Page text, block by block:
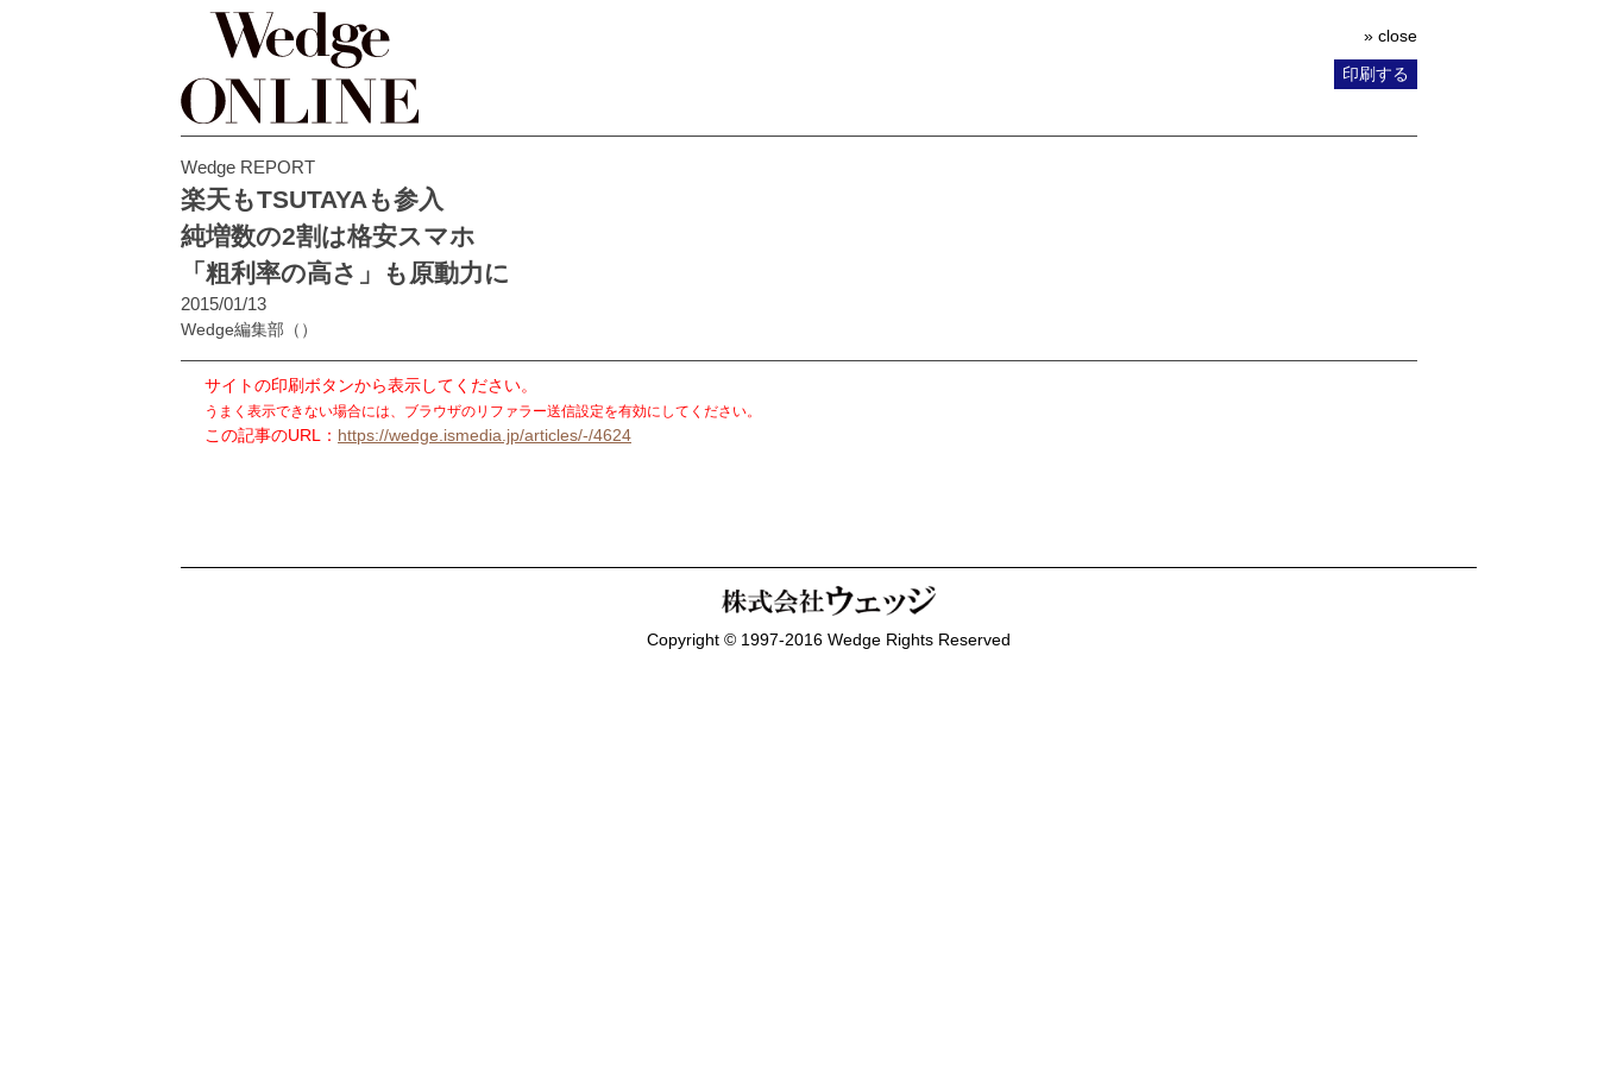
» close
印刷する
Wedge REPORT
楽天もTSUTAYAも参入
純増数の2割は格安スマホ
「粗利率の高さ」も原動力に
2015/01/13
Wedge編集部 （）
サイトの印刷ボタンから表示してください。
うまく表示できない場合には、ブラウザのリファラー送信設定を有効にしてください。
この記事のURL： https://wedge.ismedia.jp/articles/-/4624
Copyright © 1997-2016 Wedge Rights Reserved